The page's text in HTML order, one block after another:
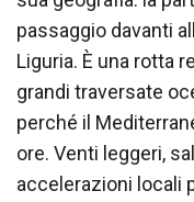
passaggio davanti
Liguria. È una rotta
grandi traversate
perché il
ore. Venti leggeri,
accelerazioni locali